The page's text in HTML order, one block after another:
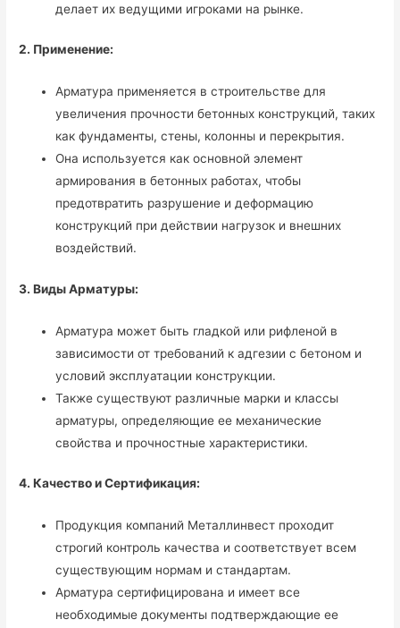
делает их ведущими игроками на рынке.
2. Применение:
Арматура применяется в строительстве для
увеличения прочности бетонных конструкций, таких
как фундаменты, стены, колонны и перекрытия.
Она используется как основной элемент
армирования в бетонных работах, чтобы
предотвратить разрушение и деформацию
конструкций при действии нагрузок и внешних
воздействий.
3. Виды Арматуры:
Арматура может быть гладкой или рифленой в
зависимости от требований к адгезии с бетоном и
условий эксплуатации конструкции.
Также существуют различные марки и классы
арматуры, определяющие ее механические
свойства и прочностные характеристики.
4. Качество и Сертификация:
Продукция компаний Металлинвест проходит
строгий контроль качества и соответствует всем
существующим нормам и стандартам.
Арматура сертифицирована и имеет все
необходимые документы подтверждающие ее